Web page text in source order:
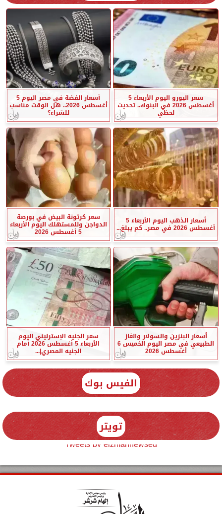
سعر اليورو اليوم الأربعاء 5
أغسطس 2026 في البنوك.. تحديث
لحظي
أسعار الفضة في مصر اليوم 5
أغسطس 2026.. هل الوقت مناسب
للشراء؟
أسعار الذهب اليوم الأربعاء 5
أغسطس 2026 في مصر.. كم يبلغ...
سعر كرتونة البيض في بورصة
الدواجن وللمستهلك اليوم الأربعاء
5 أغسطس 2026
أسعار البنزين والسولار والغاز
الطبيعي في مصر اليوم الخميس 6
أغسطس 2026
سعر الجنيه الإسترليني اليوم
الأربعاء 5 أغسطس 2026 أمام
الجنيه المصري|...
الفيس بوك
تويتر
Tweets by elzmannewseg